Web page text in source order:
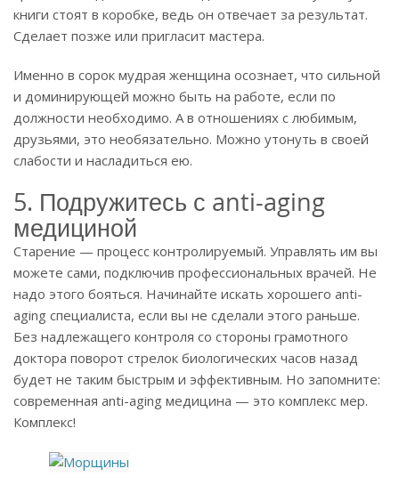
книги стоят в коробке, ведь он отвечает за результат.
Сделает позже или пригласит мастера.
Именно в сорок мудрая женщина осознает, что сильной
и доминирующей можно быть на работе, если по
должности необходимо. А в отношениях с любимым,
друзьями, это необязательно. Можно утонуть в своей
слабости и насладиться ею.
5. Подружитесь с anti-aging
медициной
Старение — процесс контролируемый. Управлять им вы
можете сами, подключив профессиональных врачей. Не
надо этого бояться. Начинайте искать хорошего anti-
aging специалиста, если вы не сделали этого раньше.
Без надлежащего контроля со стороны грамотного
доктора поворот стрелок биологических часов назад
будет не таким быстрым и эффективным. Но запомните:
современная anti-aging медицина — это комплекс мер.
Комплекс!